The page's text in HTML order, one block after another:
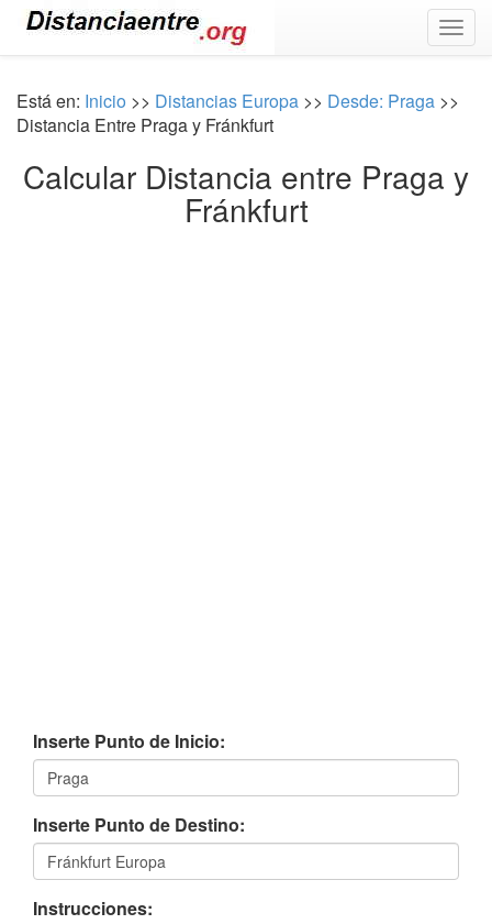
Está en: Inicio >> Distancias Europa >> Desde: Praga >>
Distancia Entre Praga y Fránkfurt
Calcular Distancia entre Praga y
Fránkfurt
Inserte Punto de Inicio:
Inserte Punto de Destino:
Instrucciones: